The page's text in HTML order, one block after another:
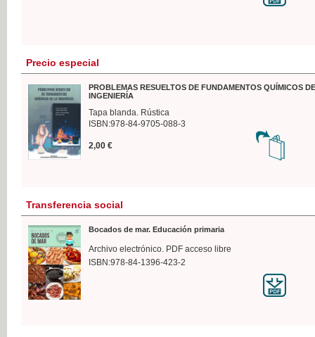
Precio especial
PROBLEMAS RESUELTOS DE FUNDAMENTOS QUÍMICOS
INGENIERÍA
Tapa blanda. Rústica
ISBN:978-84-9705-088-3
2,00 €
Transferencia social
Bocados de mar. Educación primaria
Archivo electrónico. PDF acceso libre
ISBN:978-84-1396-423-2